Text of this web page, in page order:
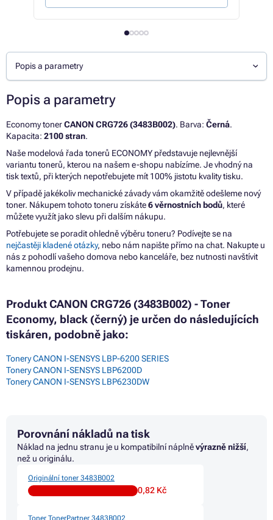
Popis a parametry
Popis a parametry
Economy tonerCANON CRG726 (3483B002). Barva: Černá.
Kapacita: 2100 stran.
Naše modelová řada tonerů ECONOMY představuje nejlevnější
variantu tonerů, kterou na našem e-shopu nabízíme. Je vhodný na
tisk textů, při kterých nepotřebujete mít 100% jistotu kvality tisku.
V případě jakékoliv mechanické závady vám okamžitě odešleme nový
toner. Nákupem tohoto toneru získáte6 věrnostních bodů, které
můžete využít jako slevu při dalším nákupu.
Potřebujete se poradit ohledně výběru toneru? Podívejte se na
nejčastěji kladené otázky, nebo nám napište přímo na chat. Nakupte u
nás z pohodlí vašeho domova nebo kanceláře, bez nutnosti navštívit
kamennou prodejnu.
Produkt CANON CRG726 (3483B002) - Toner
Economy, black (černý) je určen do následujících
tiskáren, podobně jako:
Tonery CANON I-SENSYS LBP-6200 SERIES
Tonery CANON I-SENSYS LBP6200D
Tonery CANON I-SENSYS LBP6230DW
Porovnání nákladů na tisk
Náklad na jednu stranu je u kompatibilní náplněvýrazně nižší,
než u originálu.
Originální toner 3483B002
0,82 Kč